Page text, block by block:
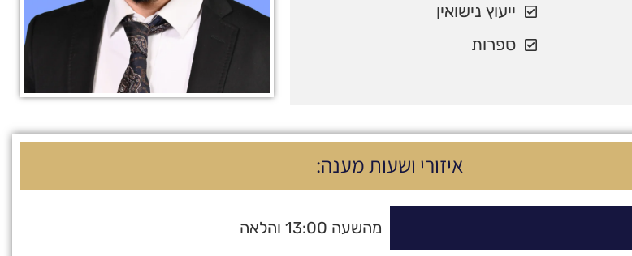
ייעוץ נישואין
ספרות
איזורי ושעות מענה:
מהשעה 13:00 והלאה